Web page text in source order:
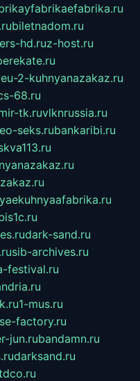
biletnadom.ru
hd.ruz-host.ru
2-kuhnyanazakaz.ru
68.ru
tk.ruvlknrussia.ru
seks.rubankaribi.ru
dark-sand.ru
sib-archives.ru
festival.ru
1-mus.ru
factory.ru
jun.rubandamn.ru
darksand.ru